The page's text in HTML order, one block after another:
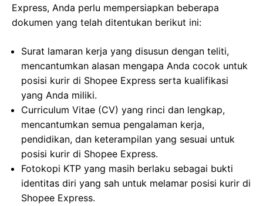
Express, Anda perlu mempersiapkan beberapa
dokumen yang telah ditentukan berikut ini:
Surat lamaran kerja yang disusun dengan teliti,
mencantumkan alasan mengapa Anda cocok untuk
posisi kurir di Shopee Express serta kualifikasi
yang Anda miliki.
Curriculum Vitae (CV) yang rinci dan lengkap,
mencantumkan semua pengalaman kerja,
pendidikan, dan keterampilan yang sesuai untuk
posisi kurir di Shopee Express.
Fotokopi KTP yang masih berlaku sebagai bukti
identitas diri yang sah untuk melamar posisi kurir di
Shopee Express.